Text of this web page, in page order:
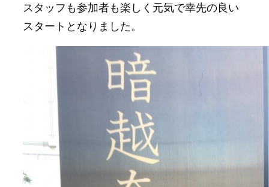
スタッフも参加者も楽しく元気で幸先の良い
スタートとなりました。